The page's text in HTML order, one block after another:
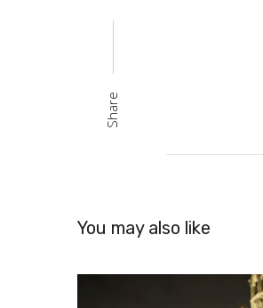
Share
You may also like